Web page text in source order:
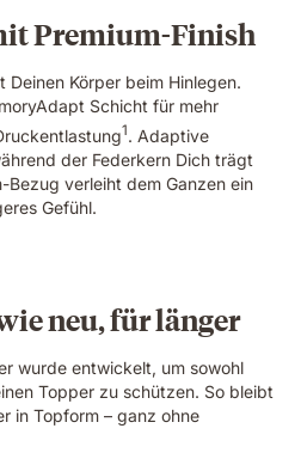
Premium-Finish
Körper beim Hinlegen.
Schicht für mehr
1. Adaptive
der Federkern Dich trägt
Bezug verleiht dem Ganzen ein
Gefühl.
neu, für länger
wurde entwickelt, um sowohl
Topper zu schützen. So bleibt
in Topform – ganz ohne